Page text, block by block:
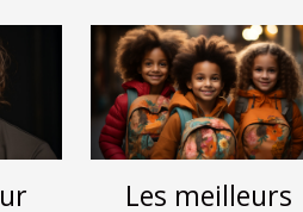
Les meilleurs